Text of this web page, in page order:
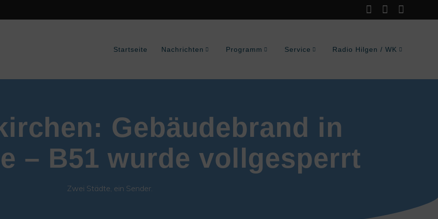
Startseite Nachrichten Programm Service Radio Hilgen / WK
Gebäudebrand in
– B51 wurde vollgesperrt
Zwei Städte, ein Sender.